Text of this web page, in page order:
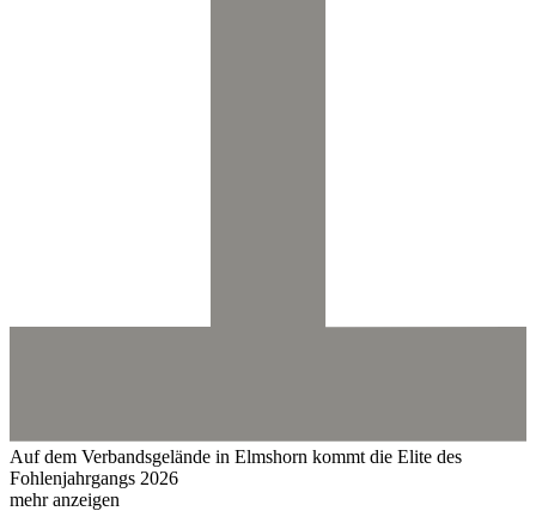
Auf dem Verbandsgelände in Elmshorn kommt die Elite des
Fohlenjahrgangs 2026
mehr anzeigen